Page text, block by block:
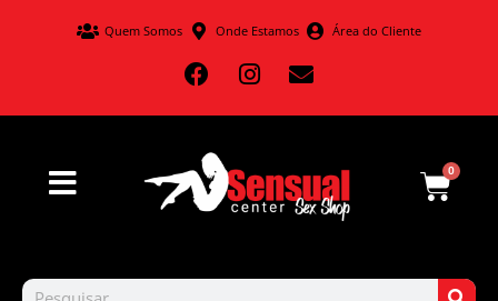
Quem Somos Onde Estamos Área do Cliente
0